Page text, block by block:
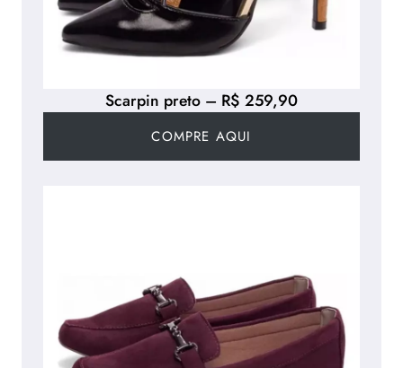
Scarpin preto – R$ 259,90
COMPRE AQUI